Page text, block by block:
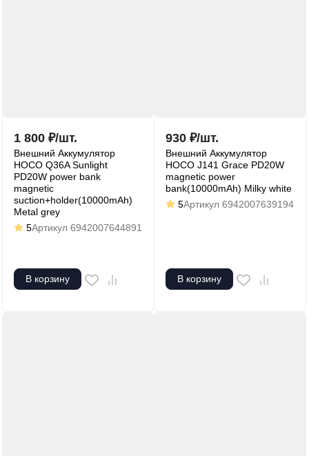
1 800 ₽/шт.
Внешний Аккумулятор
HOCO Q36A Sunlight
PD20W power bank
magnetic
suction+holder(10000mAh)
Metal grey
5Артикул 6942007644891
В корзину
930 ₽/шт.
Внешний Аккумулятор
HOCO J141 Grace PD20W
magnetic power
bank(10000mAh) Milky white
5Артикул 6942007639194
В корзину